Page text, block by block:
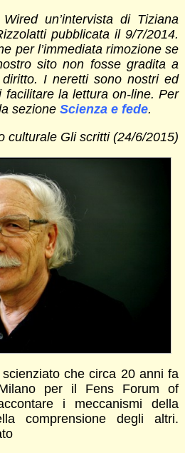
un’intervista di Tiziana
pubblicata il 9/7/2014.
per l’immediata rimozione se
sito non fosse gradita a
I neretti sono nostri ed
facilitare la lettura on-line. Per
sezione Scienza e fede.
culturale Gli scritti (24/6/2015)
che circa 20 anni fa
per il Fens Forum of
i meccanismi della
comprensione degli altri.